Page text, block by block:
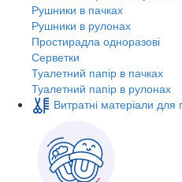
Рушники в пачках
Рушники в рулонах
Простирадла одноразові
Серветки
Туалетний папір в пачках
Туалетний папір в рулонах
Витратні матеріали для